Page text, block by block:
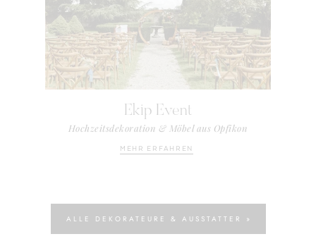
Ekip Event
Hochzeitsdekoration & Möbel aus Opfikon
MEHR ERFAHREN
ALLE DEKORATEURE & AUSSTATTER »